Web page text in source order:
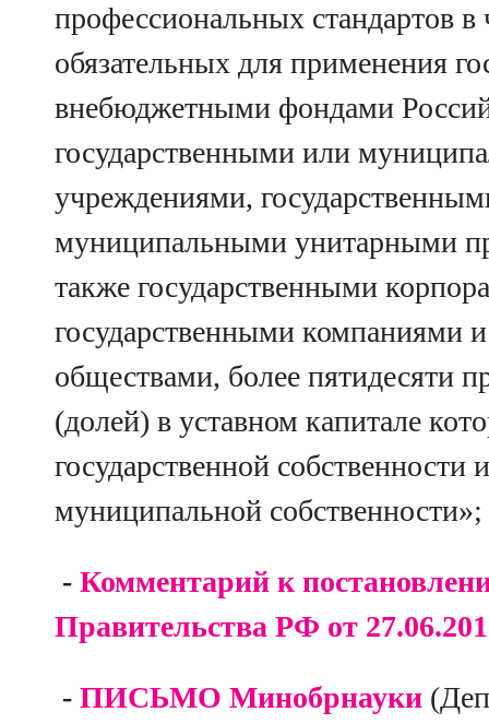
профессиональных стандартов в
обязательных для применения
внебюджетными фондами
государственными или
учреждениями,
муниципальными унитарными
также государственными
государственными компаниями
обществами, более пятидесяти
(долей) в уставном капитале
государственной собственности
муниципальной собственности»;
- Комментарий к
Правительства РФ от
- ПИСЬМО Минобрнауки